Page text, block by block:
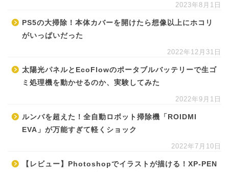
2023年8月1日
PS5の大掃除！本体カバーを開けたら想像以上にホコリ
がいっぱいだった
2022年12月31日
太陽光パネルとEcoFlowのポータブルバッテリーで生ゴ
ミ処理機を動かせるのか、実験してみた
2022年9月1日
ルンバを超えた！全自動ロボット掃除機「ROIDMI
EVA」が万能すぎて軽くショック
2022年7月10日
【レビュー】Photoshopでイラストが描ける！XP-PEN